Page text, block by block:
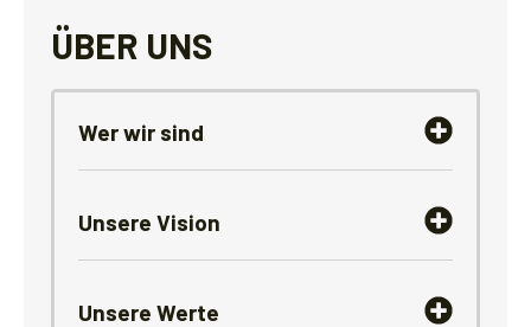
ÜBER UNS
Wer wir sind
Unsere Vision
Unsere Werte